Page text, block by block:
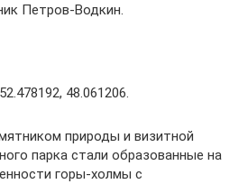
Петров-Водкин.
48.061206.
природы и визитной
парка стали образованные на
горы-холмы с